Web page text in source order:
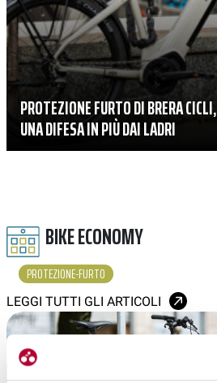
PROTEZIONE FURTO DI BRERA CICLI,
UNA DIFESA IN PIÙ DAI LADRI
BIKE ECONOMY
PROTEZIONE-FURTO
LEGGI TUTTI GLI ARTICOLI